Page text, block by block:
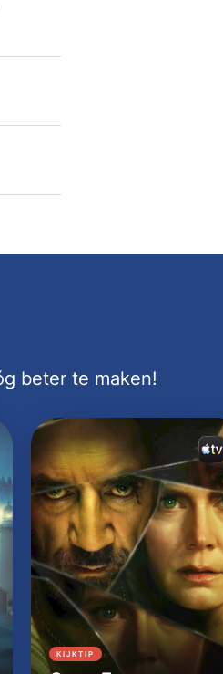
beter te maken!
KIJKTIP